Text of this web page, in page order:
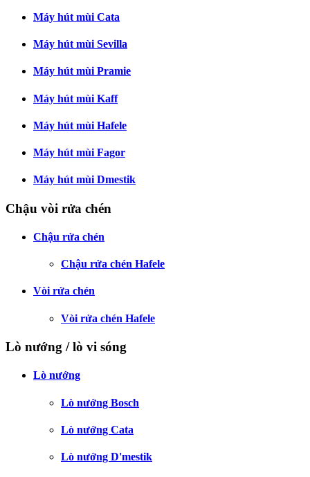
Máy hút mùi Cata
Máy hút mùi Sevilla
Máy hút mùi Pramie
Máy hút mùi Kaff
Máy hút mùi Hafele
Máy hút mùi Fagor
Máy hút mùi Dmestik
Chậu vòi rửa chén
Chậu rửa chén
Chậu rửa chén Hafele
Vòi rửa chén
Vòi rửa chén Hafele
Lò nướng / lò vi sóng
Lò nướng
Lò nướng Bosch
Lò nướng Cata
Lò nướng D'mestik